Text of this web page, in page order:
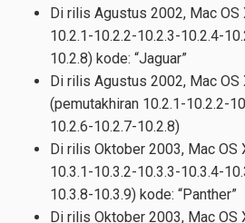
Di rilis Agustus 2002, Mac OS
10.2.1-10.2.2-10.2.3-10.2.4-
10.2.8) kode: “Jaguar”
Di rilis Agustus 2002, Mac OS
(pemutakhiran 10.2.1-10.2.2-
10.2.6-10.2.7-10.2.8)
Di rilis Oktober 2003, Mac OS
10.3.1-10.3.2-10.3.3-10.3.4-
10.3.8-10.3.9) kode: “Panther”
Di rilis Oktober 2003, Mac OS